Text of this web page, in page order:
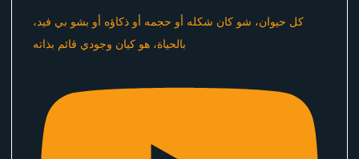
كل حيوان، شو كان شكله أو حجمه أو ذكاؤه أو بشو بي فيد،
بالحياة، هو كيان وجودي قائم بذاته